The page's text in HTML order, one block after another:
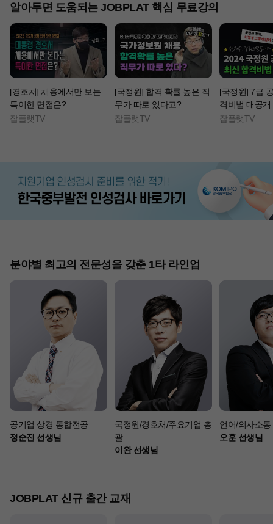
알아두면 도움되는 JOBPLAT 핵심 무료강의
[경호처] 채용에서만 보는
특이한 면접은?
잡플랫TV
[국정원] 합격 확률 높은 직
무가 따로 있다고?
잡플랫TV
[국정원] 7급
격비법 대공개
잡플랫TV
분야별 최고의 전문성을 갖춘 1타 라인업
공기업 상경 통합전공
정순진 선생님
국정원/경호처/주요기업 총
괄
이완 선생님
언어/의사소통
오훈 선생님
JOBPLAT 신규 출간 교재